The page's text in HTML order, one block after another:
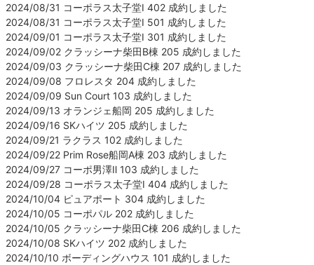
2024/08/31 コーポラス太子堂Ⅰ 402 成約しました
2024/08/31 コーポラス太子堂Ⅰ 501 成約しました
2024/09/01 コーポラス太子堂Ⅰ 301 成約しました
2024/09/02 クラッシーナ柴田B棟 205 成約しました
2024/09/03 クラッシーナ柴田C棟 207 成約しました
2024/09/08 フロレスタ 204 成約しました
2024/09/09 Sun Court 103 成約しました
2024/09/13 オランジェ船岡 205 成約しました
2024/09/16 SKハイツ 205 成約しました
2024/09/21 ラクラス 102 成約しました
2024/09/22 Prim Rose船岡A棟 203 成約しました
2024/09/27 コーポ男澤Ⅱ 103 成約しました
2024/09/28 コーポラス太子堂Ⅰ 404 成約しました
2024/10/04 ピュアポート 304 成約しました
2024/10/05 コーポパル 202 成約しました
2024/10/05 クラッシーナ柴田C棟 206 成約しました
2024/10/08 SKハイツ 202 成約しました
2024/10/10 ボーディングハウス 101 成約しました